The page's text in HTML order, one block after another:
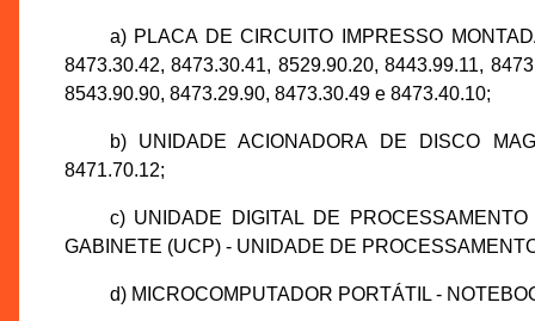
a) PLACA DE CIRCUITO IMPRESSO
8473.30.42, 8473.30.41, 8529.90.20, 8443.99.11,
8543.90.90, 8473.29.90, 8473.30.49 e 8473.40.10;
b) UNIDADE ACIONADORA DE DISCO
8471.70.12;
c) UNIDADE DIGITAL DE
GABINETE (UCP) - UNIDADE DE
d) MICROCOMPUTADOR PORTÁTIL -